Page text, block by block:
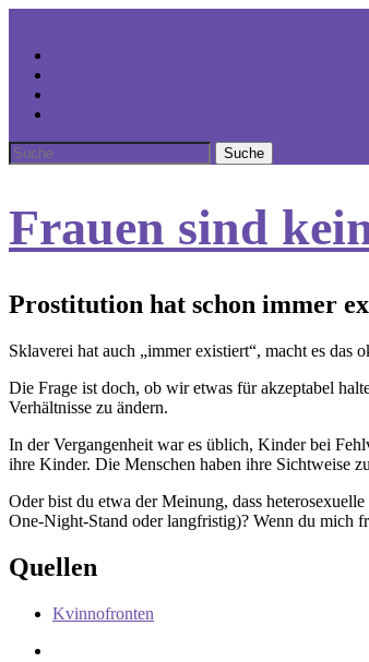
Frauen sind
Prostitution hat schon immer
Sklaverei hat auch „immer existiert“, macht es das
Die Frage ist doch, ob wir etwas für akzeptabel
Verhältnisse zu ändern.
In der Vergangenheit war es üblich, Kinder bei
ihre Kinder. Die Menschen haben ihre Sichtweise
Oder bist du etwa der Meinung, dass
One-Night-Stand oder langfristig)? Wenn du mich
Quellen
Kvinnofronten